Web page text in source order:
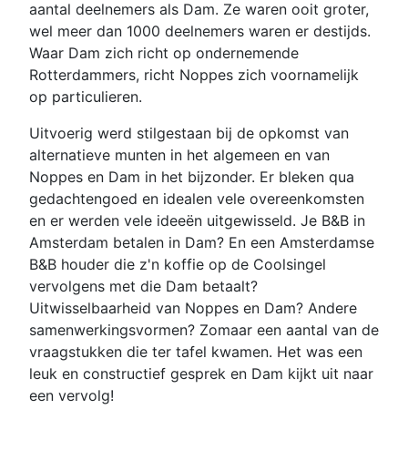
aantal deelnemers als Dam. Ze waren ooit groter,
wel meer dan 1000 deelnemers waren er destijds.
Waar Dam zich richt op ondernemende
Rotterdammers, richt Noppes zich voornamelijk
op particulieren.
Uitvoerig werd stilgestaan bij de opkomst van
alternatieve munten in het algemeen en van
Noppes en Dam in het bijzonder. Er bleken qua
gedachtengoed en idealen vele overeenkomsten
en er werden vele ideeën uitgewisseld. Je B&B in
Amsterdam betalen in Dam? En een Amsterdamse
B&B houder die z'n koffie op de Coolsingel
vervolgens met die Dam betaalt?
Uitwisselbaarheid van Noppes en Dam? Andere
samenwerkingsvormen? Zomaar een aantal van de
vraagstukken die ter tafel kwamen. Het was een
leuk en constructief gesprek en Dam kijkt uit naar
een vervolg!